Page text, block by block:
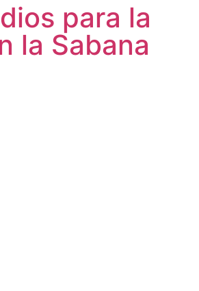
para la
la Sabana